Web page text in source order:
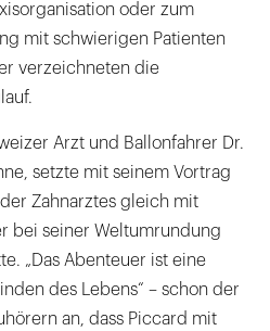
oder zum
mit schwierigen Patienten
verzeichneten die
Arzt und Ballonfahrer Dr.
setzte mit seinem Vortrag
Zahnarztes gleich mit
bei seiner Weltumrundung
„Das Abenteuer ist eine
des Lebens“ – schon der
an, dass Piccard mit